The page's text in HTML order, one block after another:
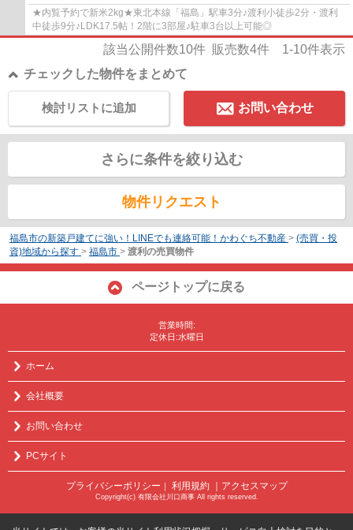
★内覧予約で新米2kg★東北本線「福島」駅車3分♪渡利小徒歩2分・渡利
中徒歩9分♪LDK17.5帖！2階に3部屋♪駐車3台以上可能◎
該当公開件数10件 販売数4件 1-10件表示
チェックした物件をまとめて
お問い合わせ
検討リストに追加
さらに条件を絞り込む
物件リクエスト
福島市の新築戸建てに強い！LINEでも連絡可能！かわぐち不動産 > (売買・投
資)地域から探す > 福島市 > 渡利の売買物件
ページトップに戻る
営業時間:
定休日:水曜日
ホーム
会社概要
お問い合わせ
PCサイト
プライバシーポリシー ｜ 利用規約 ｜アクセスマップ
Copyright(c) 有限会社川口商事 All rights reserved.